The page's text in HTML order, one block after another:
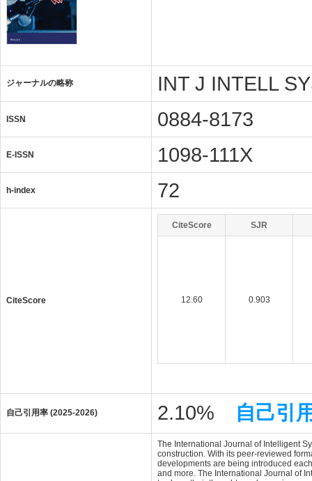
ジャーナルの略称 INT J INTELL
ISSN 0884-8173
E-ISSN 1098-111X
h-index 72
CiteScore
CiteScore SJR
12.60 0.903
自己引用率 (2025-2026) 2.10% 自己引
The International Journal of Intelligent
construction. With its peer-reviewed
developments are being introduced
and more. The International Journal of